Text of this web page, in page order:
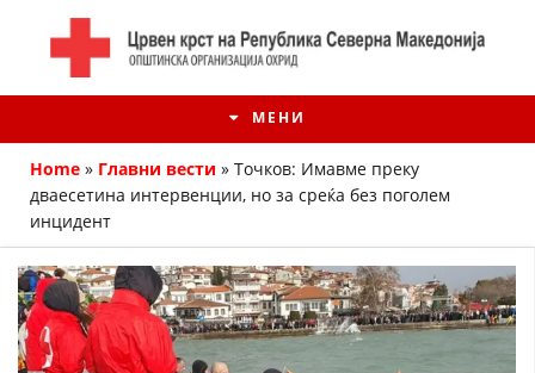
МЕНИ
Home » Главни вести » Точков: Имавме преку
дваесетина интервенции, но за среќа без поголем
инцидент